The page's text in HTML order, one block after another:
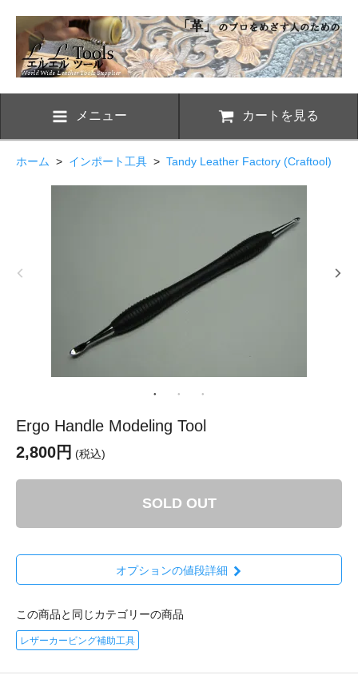
メニュー カートを見る
ホーム > インポート工具 > Tandy Leather Factory (Craftool)
Ergo Handle Modeling Tool
2,800円 (税込)
SOLD OUT
オプションの値段詳細
この商品と同じカテゴリーの商品
レザーカービング補助工具